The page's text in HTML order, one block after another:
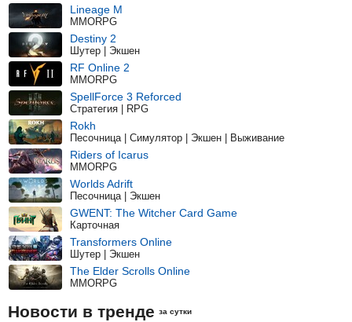
Lineage M
MMORPG
Destiny 2
Шутер | Экшен
RF Online 2
MMORPG
SpellForce 3 Reforced
Стратегия | RPG
Rokh
Песочница | Симулятор | Экшен | Выживание
Riders of Icarus
MMORPG
Worlds Adrift
Песочница | Экшен
GWENT: The Witcher Card Game
Карточная
Transformers Online
Шутер | Экшен
The Elder Scrolls Online
MMORPG
Новости в тренде за сутки